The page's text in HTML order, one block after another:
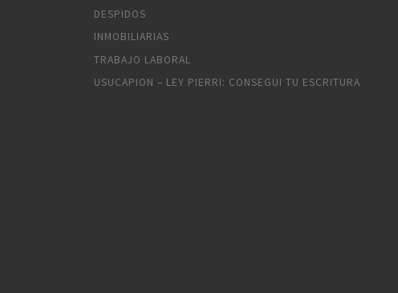
DESPIDOS
INMOBILIARIAS
TRABAJO LABORAL
USUCAPION – LEY PIERRI: CONSEGUI TU ESCRITURA